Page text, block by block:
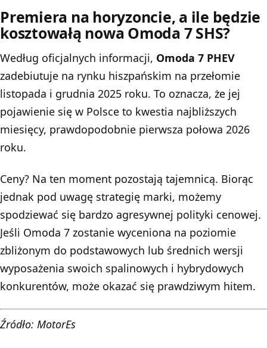
Premiera na horyzoncie, a ile będzie
kosztowałą nowa Omoda 7 SHS?
Według oficjalnych informacji, Omoda 7 PHEV
zadebiutuje na rynku hiszpańskim na przełomie
listopada i grudnia 2025 roku. To oznacza, że jej
pojawienie się w Polsce to kwestia najbliższych
miesięcy, prawdopodobnie pierwsza połowa 2026
roku.
Ceny? Na ten moment pozostają tajemnicą. Biorąc
jednak pod uwagę strategię marki, możemy
spodziewać się bardzo agresywnej polityki cenowej.
Jeśli Omoda 7 zostanie wyceniona na poziomie
zbliżonym do podstawowych lub średnich wersji
wyposażenia swoich spalinowych i hybrydowych
konkurentów, może okazać się prawdziwym hitem.
Źródło: MotorEs